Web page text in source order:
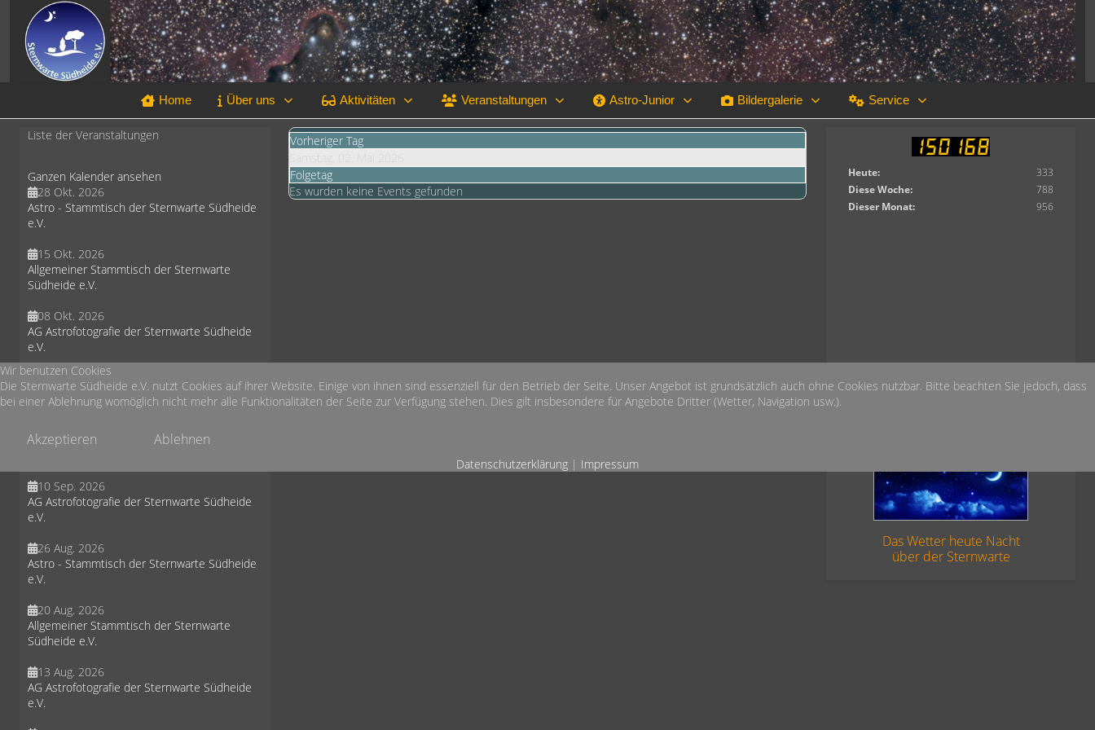
Home Über uns Aktivitäten Veranstaltungen Astro-Junior Bildergalerie Service
Liste der Veranstaltungen
Ganzen Kalender ansehen
28 Okt. 2026
Astro - Stammtisch der Sternwarte Südheide
e.V.
15 Okt. 2026
Allgemeiner Stammtisch der Sternwarte
Südheide e.V.
08 Okt. 2026
AG Astrofotografie der Sternwarte Südheide
e.V.
30 Sep. 2026
Astro - Stammtisch der Sternwarte Südheide
e.V.
19 Sep. 2026
10 Sep. 2026
AG Astrofotografie der Sternwarte Südheide
e.V.
26 Aug. 2026
Astro - Stammtisch der Sternwarte Südheide
e.V.
20 Aug. 2026
Allgemeiner Stammtisch der Sternwarte
Südheide e.V.
13 Aug. 2026
AG Astrofotografie der Sternwarte Südheide
e.V.
Vorheriger Tag
Folgetag
Es wurden keine Events gefunden
Heute:
333
Diese Woche:
788
Dieser Monat:
956
Das Wetter heute Nacht
über der Sternwarte
Wir benutzen Cookies
Die Sternwarte Südheide e.V. nutzt Cookies auf ihrer Website. Einige von ihnen sind essenziell für den Betrieb der Seite. Unser Angebot ist grundsätzlich auch ohne Cookies nutzbar. Bitte beachten Sie jedoch, dass
bei einer Ablehnung womöglich nicht mehr alle Funktionalitäten der Seite zur Verfügung stehen. Dies gilt insbesondere für Angebote Dritter (Wetter, Navigation usw.).
Akzeptieren Ablehnen
Datenschutzerklärung | Impressum